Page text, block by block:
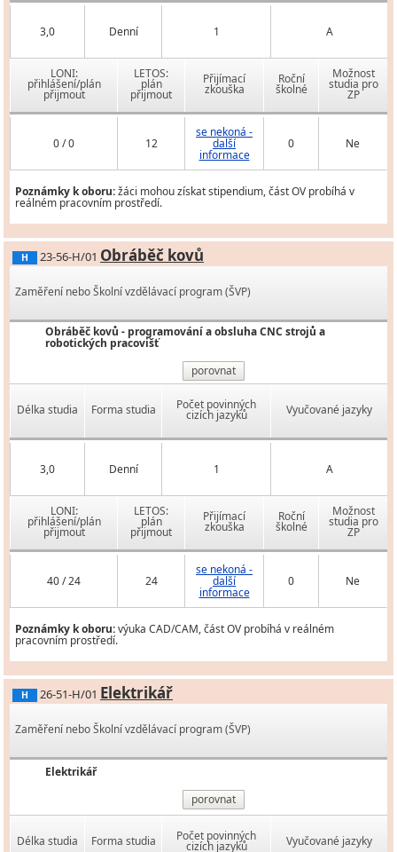
3,0 Denní 1 A
LONI:
přihlášení/plán
přijmout
LETOS:
plán
přijmout
Přijímací
zkouška
Roční
školné
Možnost
studia pro
ZP
0 / 0 12
se nekoná -
další
informace
0 Ne
Poznámky k oboru:žáci mohou získat stipendium, část OV probíhá v
reálném pracovním prostředí.
H 23-56-H/01 Obráběč kovů
Zaměření nebo Školní vzdělávací program (ŠVP)
Obráběč kovů - programování a obsluha CNC strojů a
robotických pracovišť
porovnat
Délka studia Forma studia Počet povinných
cizích jazyků Vyučované jazyky
3,0 Denní 1 A
LONI:
přihlášení/plán
přijmout
LETOS:
plán
přijmout
Přijímací
zkouška
Roční
školné
Možnost
studia pro
ZP
40 / 24 24
se nekoná -
další
informace
0 Ne
Poznámky k oboru:výuka CAD/CAM, část OV probíhá v reálném
pracovním prostředí.
H 26-51-H/01 Elektrikář
Zaměření nebo Školní vzdělávací program (ŠVP)
Elektrikář
porovnat
Délka studia Forma studia Počet povinných
cizích jazyků Vyučované jazyky